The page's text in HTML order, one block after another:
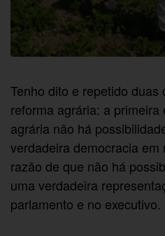
Tenho dito e repetido
reforma agrária: a
agrária não há
verdadeira democracia
razão de que não há
uma verdadeira
parlamento e no executivo.